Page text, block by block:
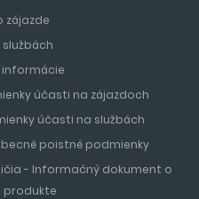
zájazde
informácie
účasti na zájazdoch
účasti na službách
poistné podmienky
- Informačný dokument o